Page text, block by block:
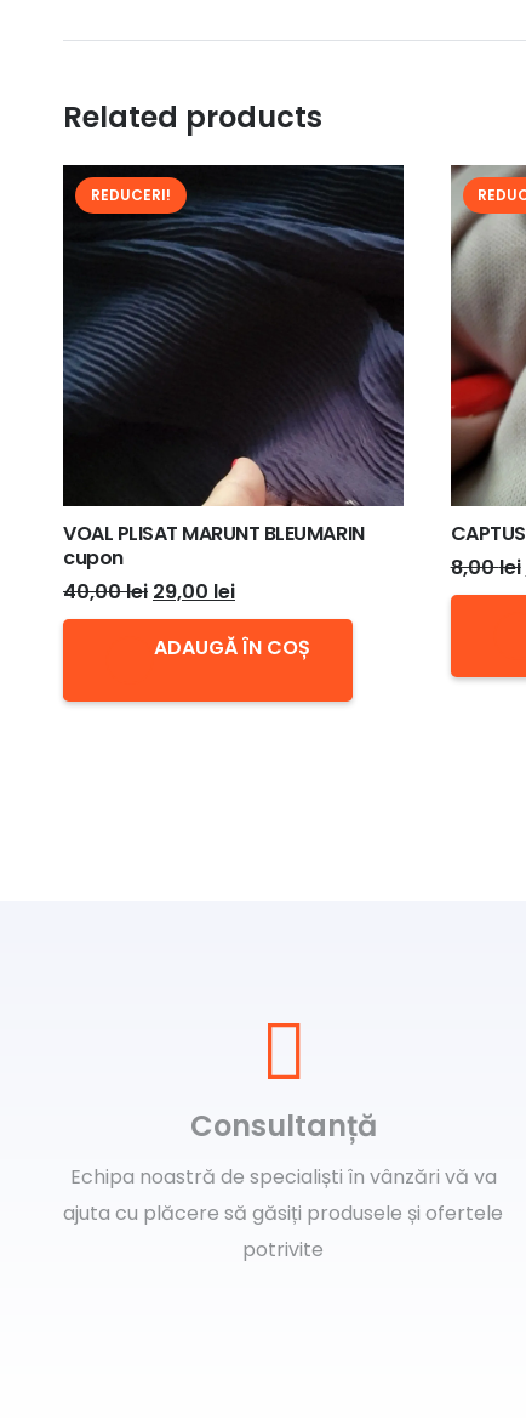
Related products
REDUCERI!
VOAL PLISAT MARUNT BLEUMARIN
cupon
40,00lei Prețul
inițial
a
fost:
29,00 leiPrețul
curent
este:
29,00 lei.
ADAUGĂ ÎN COȘ
8,00lei
Consultanță
Echipa noastră de specialiști în vânzări vă va
ajuta cu plăcere să găsiți produsele și ofertele
potrivite